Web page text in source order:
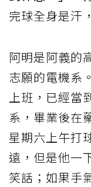
完球全身是汗
阿明是阿義的
志願的電機系
上班，已經當
系，畢業後在
星期六上午打
遠，但是他一
笑話；如果手